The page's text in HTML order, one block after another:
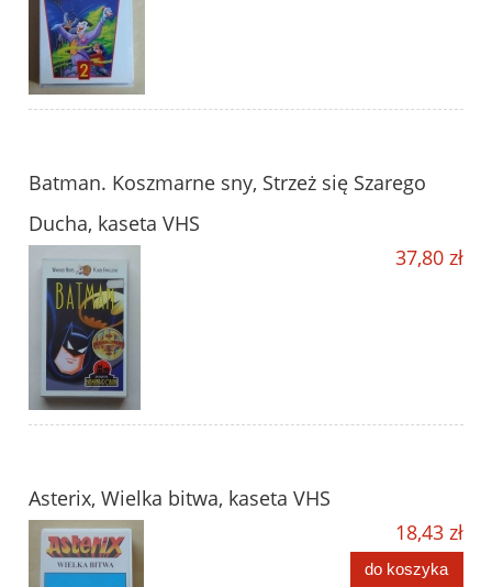
Batman. Koszmarne sny, Strzeż się Szarego
Ducha, kaseta VHS
37,80 zł
Asterix, Wielka bitwa, kaseta VHS
18,43 zł
do koszyka